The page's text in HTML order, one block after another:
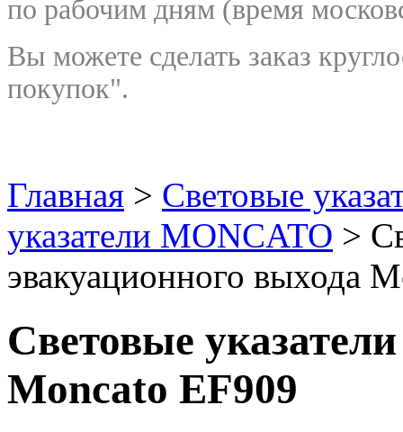
по рабочим дням (время
Вы можете сделать заказ
покупок".
Главная > Световые
указатели MONCATO >
эвакуационного выхода
Световые
Moncato EF909